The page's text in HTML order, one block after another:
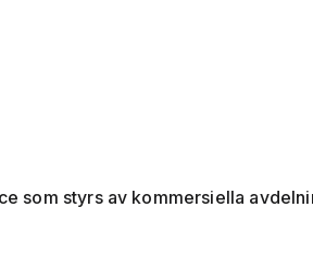
som styrs av kommersiella